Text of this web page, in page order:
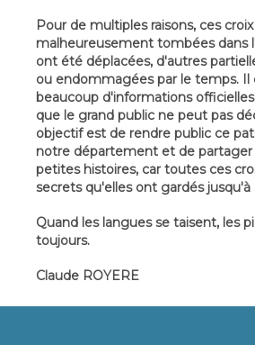
Pour de multiples raisons, ces
malheureusement tombées dans
ont été déplacées, d'autres
ou endommagées par le temps. Il
beaucoup d'informations
que le grand public ne peut pas
objectif est de rendre public ce
notre département et de partager
petites histoires, car toutes ces
secrets qu'elles ont gardés jusqu'à
Quand les langues se taisent, les
toujours.
Claude ROYERE